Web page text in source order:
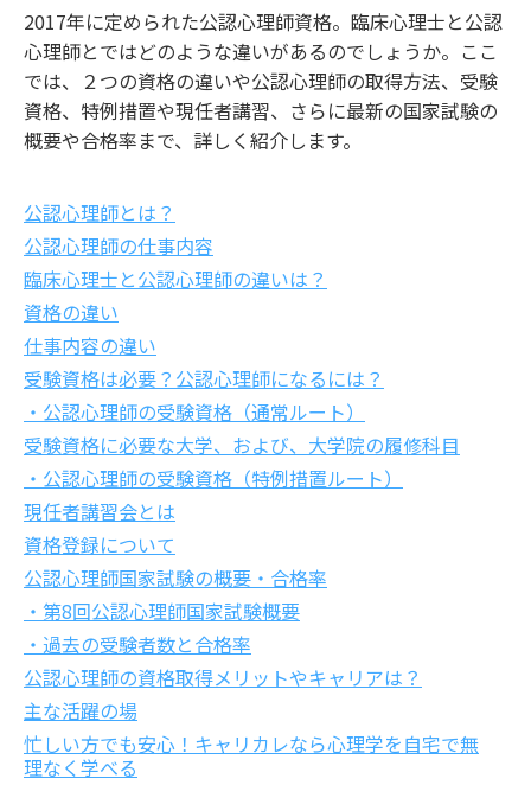
2017年に定められた公認心理師資格。臨床心理士と公認
心理師とではどのような違いがあるのでしょうか。ここ
では、２つの資格の違いや公認心理師の取得方法、受験
資格、特例措置や現任者講習、さらに最新の国家試験の
概要や合格率まで、詳しく紹介します。
公認心理師とは？
公認心理師の仕事内容
臨床心理士と公認心理師の違いは？
資格の違い
仕事内容の違い
受験資格は必要？公認心理師になるには？
・公認心理師の受験資格（通常ルート）
受験資格に必要な大学、および、大学院の履修科目
・公認心理師の受験資格（特例措置ルート）
現任者講習会とは
資格登録について
公認心理師国家試験の概要・合格率
・第8回公認心理師国家試験概要
・過去の受験者数と合格率
公認心理師の資格取得メリットやキャリアは？
主な活躍の場
忙しい方でも安心！キャリカレなら心理学を自宅で無
理なく学べる